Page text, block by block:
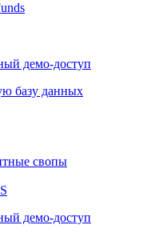
базу данных
свопы